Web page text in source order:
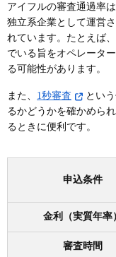
アイフルの審査通過率
独立系企業として運営さ
れています。たとえば
でいる旨をオペレータ
る可能性があります。
また、 1秒審査
とい
るかどうかを確かめら
るときに便利です。
申込条件
金利（実質年率
審査時間